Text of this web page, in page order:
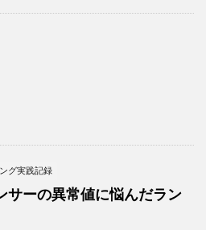
グ実践記録
サーの異常値に悩んだラン